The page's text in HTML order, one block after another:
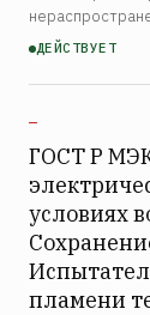
кабеля
приведенный
ДЕЙСТВУЕТ
—
ГОСТ Р
условиях
пламени